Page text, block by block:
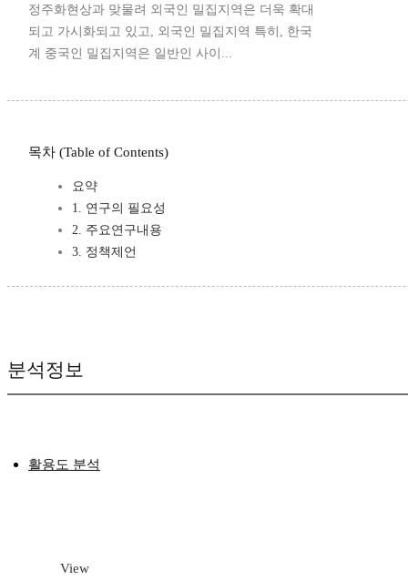
정주화현상과 맞물려 외국인 밀집지역은 더욱 확대
되고 가시화되고 있고, 외국인 밀집지역 특히, 한국
계 중국인 밀집지역은 일반인 사이...
목차 (Table of Contents)
요약
1. 연구의 필요성
2. 주요연구내용
3. 정책제언
분석정보
활용도 분석
View